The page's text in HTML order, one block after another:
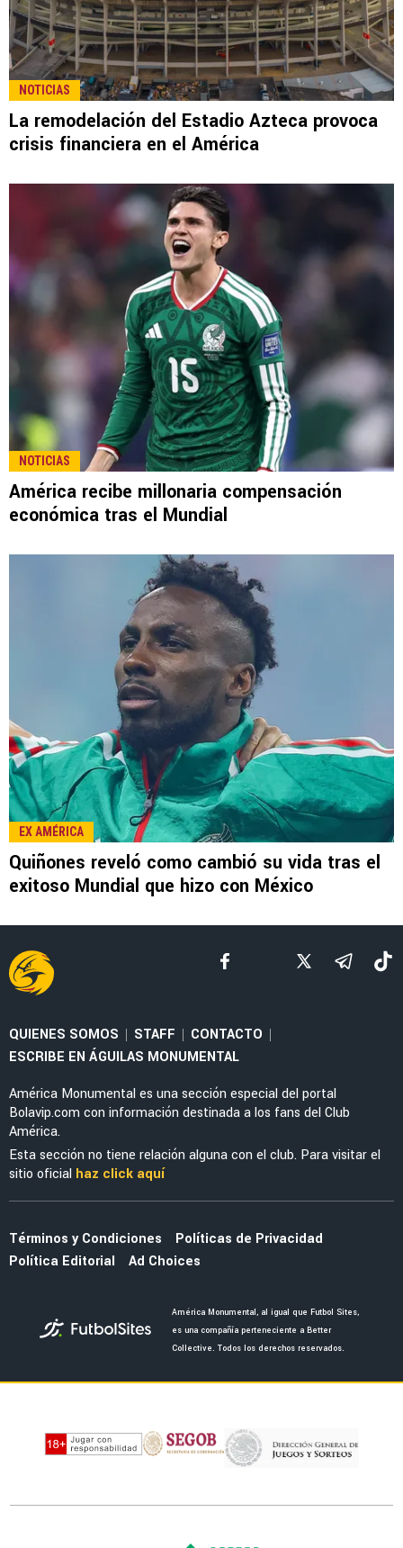
NOTICIAS
La remodelación del Estadio Azteca provoca
crisis financiera en el América
NOTICIAS
América recibe millonaria compensación
económica tras el Mundial
EX AMÉRICA
Quiñones reveló como cambió su vida tras el
exitoso Mundial que hizo con México
QUIENES SOMOS STAFF CONTACTO
ESCRIBE EN ÁGUILAS MONUMENTAL
América Monumental es una sección especial del portal
Bolavip.com con información destinada a los fans del Club
América.
Esta sección no tiene relación alguna con el club. Para visitar el
sitio oficial haz click aquí
Términos y Condiciones
Políticas de Privacidad
Política Editorial
Ad Choices
América Monumental, al igual que Futbol Sites,
es una compañía perteneciente a Better
Collective. Todos los derechos reservados.